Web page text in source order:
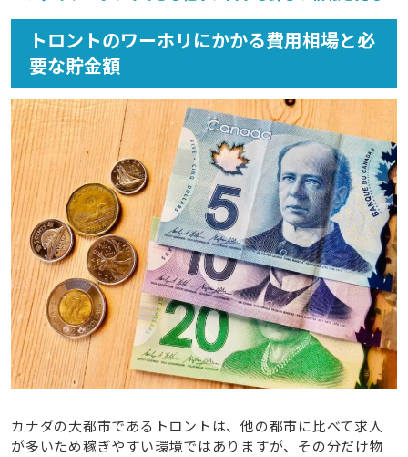
トロントのワーホリにかかる費用相場と必
要な貯金額
カナダの大都市であるトロントは、他の都市に比べて求人
が多いため稼ぎやすい環境ではありますが、その分だけ物